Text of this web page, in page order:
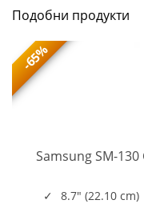
Подобни продукти
-65%
Samsung SM-130
8.7" (22.10 cm)